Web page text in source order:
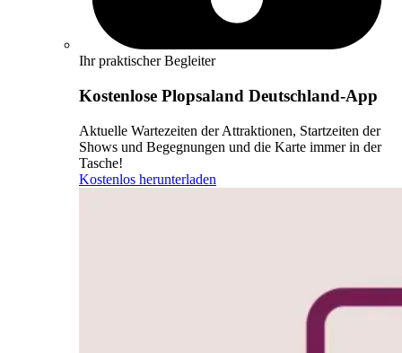
Ihr praktischer Begleiter
Kostenlose Plopsaland Deutschland-App
Aktuelle Wartezeiten der Attraktionen, Startzeiten der
Shows und Begegnungen und die Karte immer in der
Tasche!
Kostenlos herunterladen